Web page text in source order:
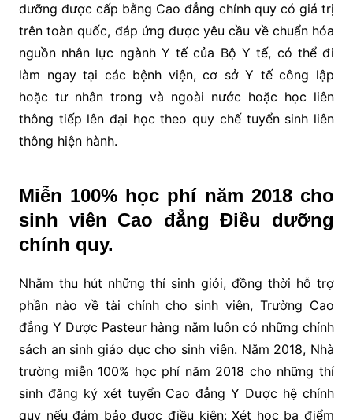
dưỡng được cấp bằng Cao đẳng chính quy có giá trị
trên toàn quốc, đáp ứng được yêu cầu về chuẩn hóa
nguồn nhân lực ngành Y tế của Bộ Y tế, có thể đi
làm ngay tại các bệnh viện, cơ sở Y tế công lập
hoặc tư nhân trong và ngoài nước hoặc học liên
thông tiếp lên đại học theo quy chế tuyển sinh liên
thông hiện hành.
Miễn 100% học phí năm 2018 cho
sinh viên Cao đẳng Điều dưỡng
chính quy.
Nhằm thu hút những thí sinh giỏi, đồng thời hỗ trợ
phần nào về tài chính cho sinh viên, Trường Cao
đẳng Y Dược Pasteur hàng năm luôn có những chính
sách an sinh giáo dục cho sinh viên. Năm 2018, Nhà
trường miễn 100% học phí năm 2018 cho những thí
sinh đăng ký xét tuyển Cao đẳng Y Dược hệ chính
quy nếu đảm bảo được điều kiện: Xét học bạ điểm